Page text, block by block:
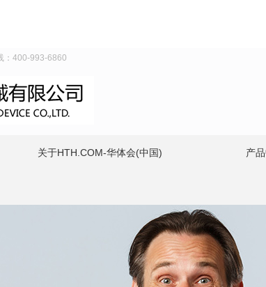
：400-993-6860
关于HTH.COM-华体会(中国) 产